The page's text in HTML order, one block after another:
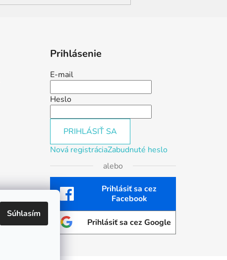
Súhlasím
Prihlásenie
E-mail
Heslo
PRIHLÁSIŤ SA
Nová registráciaZabudnuté heslo
alebo
Prihlásiť sa cez
Facebook
Prihlásiť sa cez Google